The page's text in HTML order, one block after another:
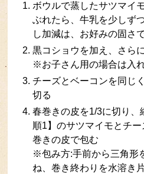
ボウルで蒸したサツマイ
ぶれたら、牛乳を少しず
し加減は、お好みの固さ
黒コショウを加え、さら
※お子さん用の場合は入
チーズとベーコンを同じ
切る
春巻きの皮を1/3に切り、
順1】のサツマイモとチ
巻きの皮で包む
※包み方:手前から三角形
ね、巻き終わりを水溶き